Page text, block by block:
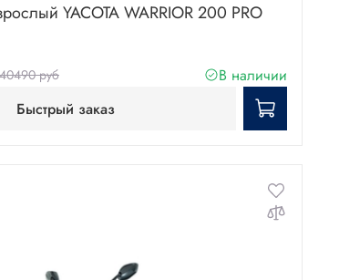
YACOTA WARRIOR 200 PRO
руб
В наличии
Быстрый заказ